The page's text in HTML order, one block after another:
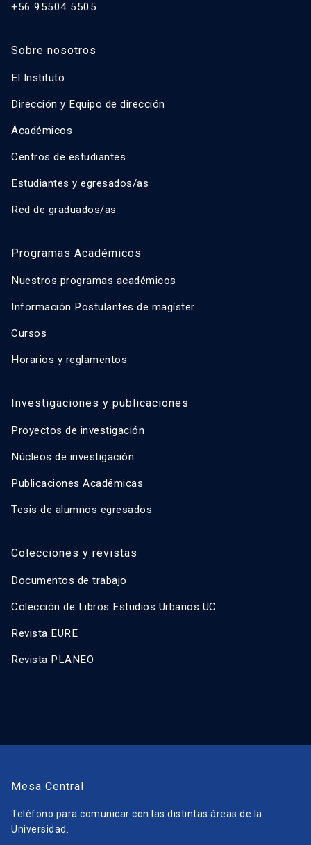
+56 95504 5505
Sobre nosotros
El Instituto
Dirección y Equipo de dirección
Académicos
Centros de estudiantes
Estudiantes y egresados/as
Red de graduados/as
Programas Académicos
Nuestros programas académicos
Información Postulantes de magíster
Cursos
Horarios y reglamentos
Investigaciones y publicaciones
Proyectos de investigación
Núcleos de investigación
Publicaciones Académicas
Tesis de alumnos egresados
Colecciones y revistas
Documentos de trabajo
Colección de Libros Estudios Urbanos UC
Revista EURE
Revista PLANEO
Mesa Central
Teléfono para comunicar con las distintas áreas de la
Universidad.